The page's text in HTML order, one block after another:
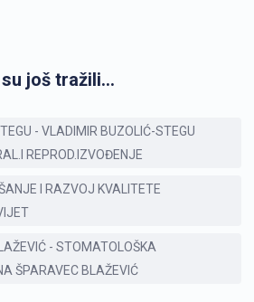
još tražili...
- VLADIMIR BUZOLIĆ-STEGU
REPROD.IZVOĐENJE
I RAZVOJ KVALITETE
- STOMATOLOŠKA
ŠPARAVEC BLAŽEVIĆ